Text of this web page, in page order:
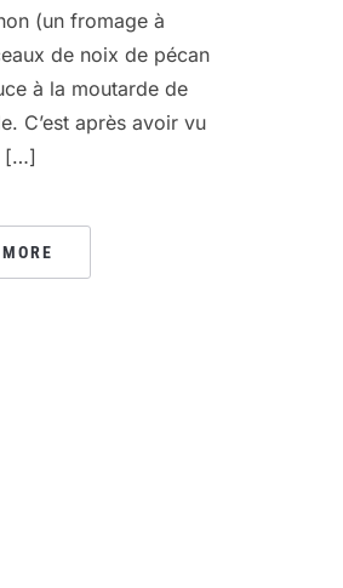
(un fromage à
de noix de pécan
à la moutarde de
C’est après avoir vu
[…]